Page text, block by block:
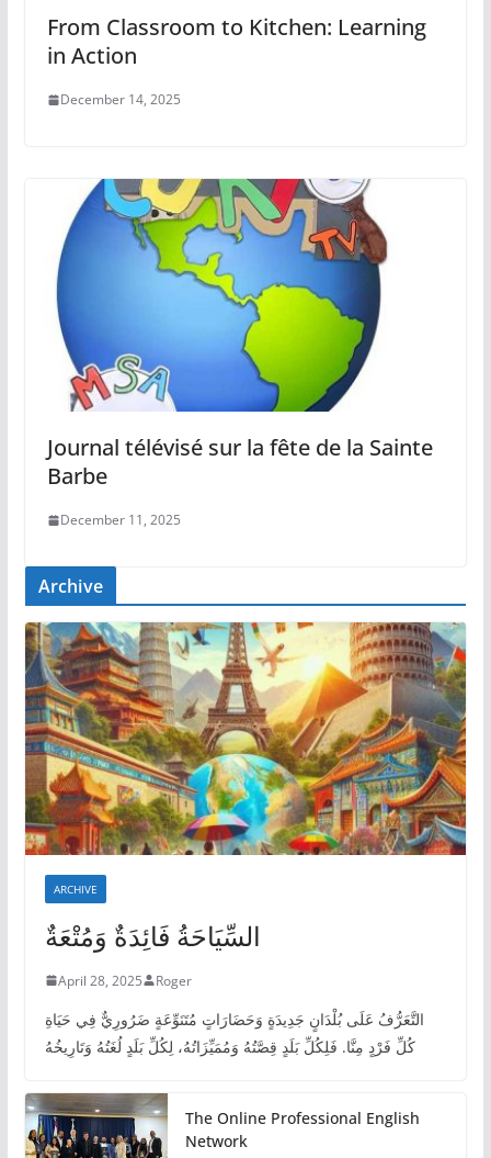
From Classroom to Kitchen: Learning
in Action
December 14, 2025
Journal télévisé sur la fête de la Sainte
Barbe
December 11, 2025
Archive
ARCHIVE
السِّيَاحَةُ فَائِدَةٌ وَمُتْعَةٌ
April 28, 2025 Roger
التَّعَرُّفُ عَلَى بُلْدَانٍ جَدِيدَةٍ وَحَضَارَاتٍ مُتَنَوِّعَةٍ ضَرُورِيٌّ فِي حَيَاةِ
كُلِّ فَرْدٍ مِنَّا. فَلِكُلِّ بَلَدٍ قِصَّتُهُ وَمُمَيِّزَاتُهُ، لِكُلِّ بَلَدٍ لُغَتُهُ وَتَارِيخُهُ
The Online Professional English
Network